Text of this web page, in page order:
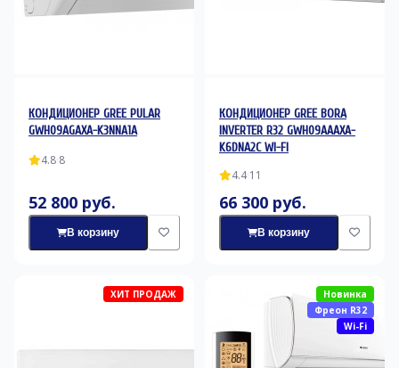
КОНДИЦИОНЕР GREE PULAR
GWH09AGAXA-K3NNA1A
4.8·8
52 800 руб.
В корзину
КОНДИЦИОНЕР GREE BORA
INVERTER R32 GWH09AAAXA-
K6DNA2C WI-FI
4.4·11
66 300 руб.
В корзину
ХИТ ПРОДАЖ
Новинка
Фреон R32
Wi-Fi